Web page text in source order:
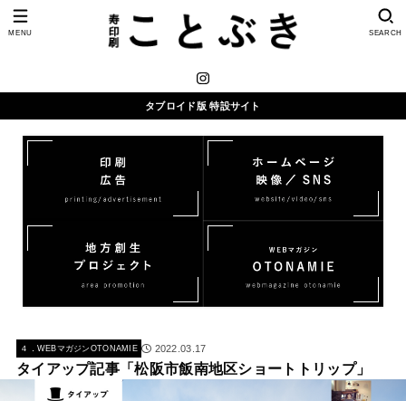
SEARCH
MENU
タブロイド版 特設サイト
４．WEBマガジンOTONAMIE 2022.03.17
タイアップ記事「松阪市飯南地区ショートトリップ」